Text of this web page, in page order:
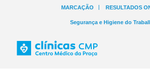
MARCAÇÃO RESULTADOS
Segurança e Higiene do